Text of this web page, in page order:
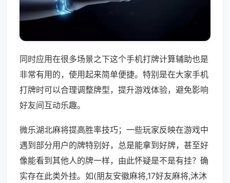
同时应用在很多场景之下这个手机打牌计算辅助也是
非常有用的，使用起来简单便捷。特别是在大家手机
打牌时可以合理调整牌型，提升游戏体验，避免影响
好友间互动乐趣。
微乐湖北麻将提高胜率技巧；一些玩家反映在游戏中
遇到部分用户的牌特别好，总是能拿到好牌，甚至好
像能看到其他人的牌一样，由此怀疑是不是有挂？确
实存在此类外挂。如(朋友安徽麻将,17好友麻将,沐沐